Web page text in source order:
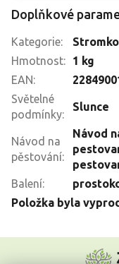
Doplňkové
Kategorie:
Hmotnost:
1 kg
EAN:
Světelné
podmínky:
Slunce
Návod na
pěstování:
Návod
Balení:
Položka byla